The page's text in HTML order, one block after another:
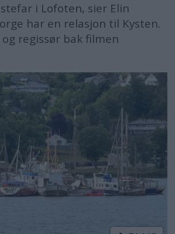
i Lofoten, sier Elin
har en relasjon til Kysten.
regissør bak filmen